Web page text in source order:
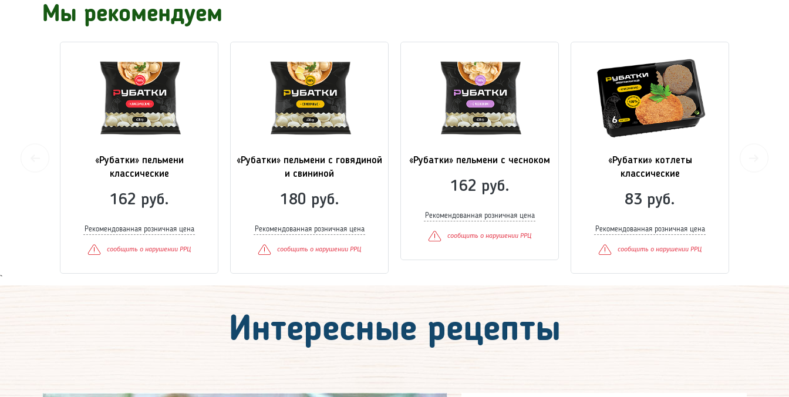
Мы рекомендуем
«Рубатки» пельмени
классические
162 руб.
Рекомендованная розничная цена
сообщить о нарушении РРЦ
«Рубатки» пельмени с говядиной
и свининой
180 руб.
Рекомендованная розничная цена
сообщить о нарушении РРЦ
«Рубатки» пельмени с чесноком
162 руб.
Рекомендованная розничная цена
сообщить о нарушении РРЦ
«Рубатки» котлеты
классические
83 руб.
Рекомендованная розничная цена
сообщить о нарушении РРЦ
`
Интересные рецепты